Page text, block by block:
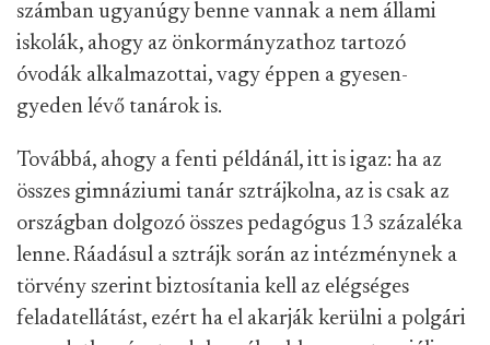
számban ugyanúgy benne vannak a nem állami
iskolák, ahogy az önkormányzathoz tartozó
óvodák alkalmazottai, vagy éppen a gyesen-
gyeden lévő tanárok is.
Továbbá, ahogy a fenti példánál, itt is igaz: ha az
összes gimnáziumi tanár sztrájkolna, az is csak az
országban dolgozó összes pedagógus 13 százaléka
lenne. Ráadásul a sztrájk során az intézménynek a
törvény szerint biztosítania kell az elégséges
feladatellátást, ezért ha el akarják kerülni a polgári